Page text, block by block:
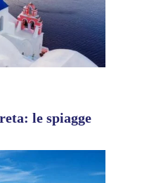
le spiagge